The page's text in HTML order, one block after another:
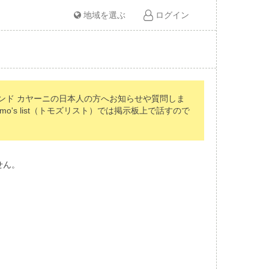
地域を選ぶ ログイン
カヤーニの日本人の方へお知らせや質問しま
list（トモズリスト）では掲示板上で話すので
。